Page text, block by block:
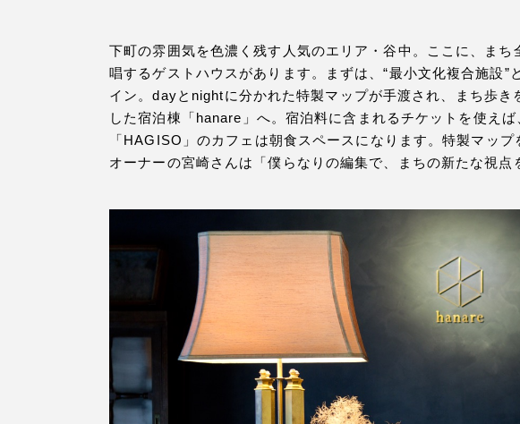
下町の雰囲気を色濃く残す人気のエリア・谷中。ここに、まち
唱するゲストハウスがあります。まずは、“最小文化複合施設
イン。dayとnightに分かれた特製マップが手渡され、まち歩き
した宿泊棟「hanare」へ。宿泊料に含まれるチケットを使え
「HAGISO」のカフェは朝食スペースになります。特製マッ
オーナーの宮崎さんは「僕らなりの編集で、まちの新たな視点